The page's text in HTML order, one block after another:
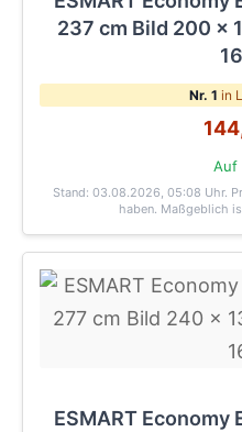
237 cm Bild 200 x
Nr. 1 in
Auf
Stand: 03.08.2026, 05:08 Uhr.
haben. Maßgeblich
ESMART Economy